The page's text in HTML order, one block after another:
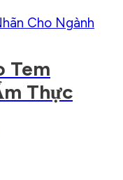
Tem
Thực